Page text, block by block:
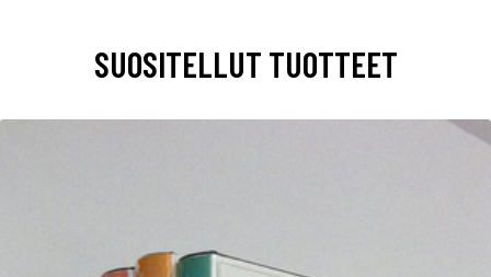
SUOSITELLUT TUOTTEET